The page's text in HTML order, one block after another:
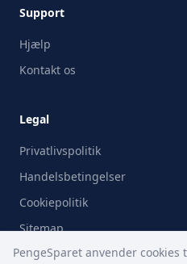
Support
Hjælp
Kontakt os
Legal
Privatlivspolitik
Handelsbetingelser
Cookiepolitik
Sitemap
PengeSparet anvender